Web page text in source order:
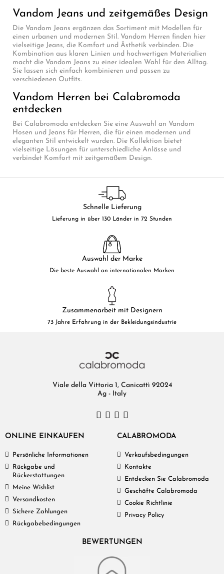
Vandom Jeans und zeitgemäßes Design
Die Vandom Jeans ergänzen das Sortiment mit Modellen für
einen urbanen und modernen Stil. Vandom Herren finden hier
vielseitige Jeans, die Komfort und Ästhetik verbinden. Die
Kombination aus klaren Linien und hochwertigen Materialien
macht die Vandom Jeans zu einer idealen Wahl für den Alltag.
Sie lassen sich einfach kombinieren und passen zu
verschiedenen Outfits.
Vandom Herren bei Calabromoda
entdecken
Bei Calabromoda entdecken Sie eine Auswahl an Vandom
Hosen und Jeans für Herren, die für einen modernen und
eleganten Stil entwickelt wurden. Die Kollektion bietet
vielseitige Lösungen für unterschiedliche Anlässe und
verbindet Komfort mit zeitgemäßem Design.
Schnelle Lieferung
Lieferung in über 130 Länder in 72 Stunden
Auswahl der Marke
Die beste Auswahl an internationalen Marken
Zusammenarbeit mit Designern
73 Jahre Erfahrung in der Bekleidungsindustrie
Viale della Vittoria 1, Canicattì 92024
Ag - Italy
ONLINE EINKAUFEN
Persönliche Informationen
Rückgabe und
Rückerstattungen
Meine Wishlist
Versandkosten
Sichere Zahlungen
Rückgabebedingungen
CALABROMODA
Verkaufsbedingungen
Kontakte
Entdecken Sie Calabromoda
Geschäfte Calabromoda
Cookie Richtlinie
Privacy Policy
BEWERTUNGEN